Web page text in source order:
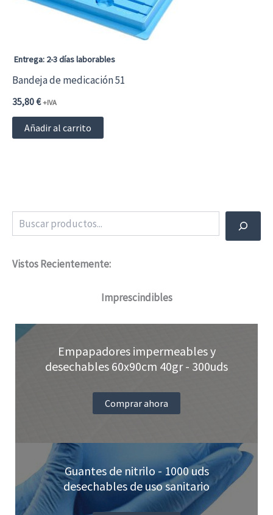
Entrega: 2-3 días laborables
Bandeja de medicación 51
35,80€ +IVA
Añadir al carrito
Vistos Recientemente:
Imprescindibles
Empapadores impermeables y
desechables 60x90cm 40gr - 300uds
Comprar ahora
Guantes de nitrilo - 1000 uds
desechables de uso sanitario